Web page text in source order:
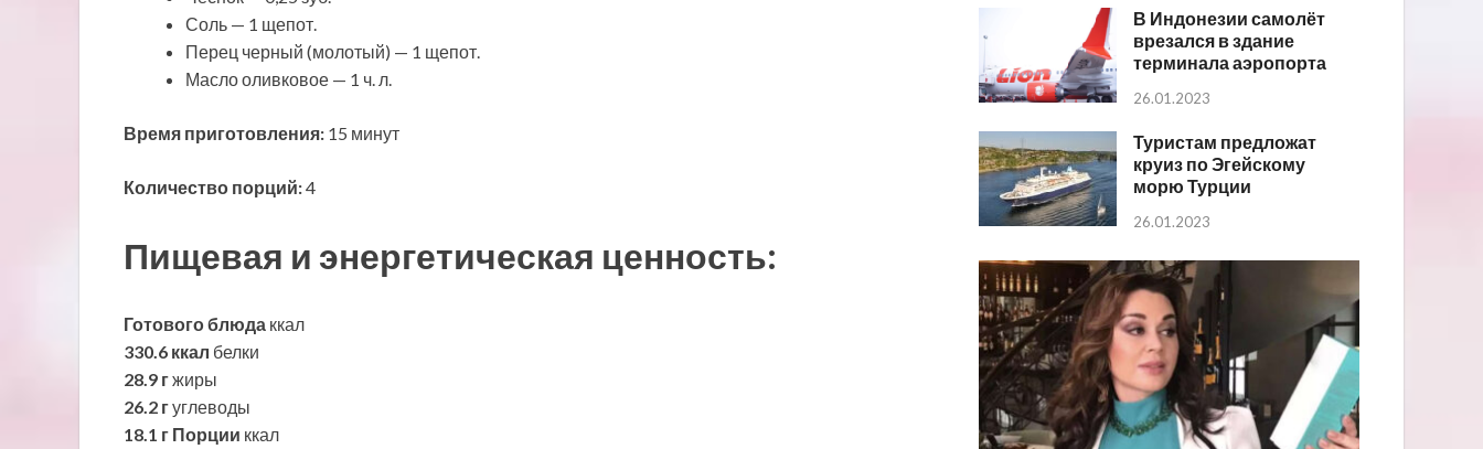
Соль — 1 щепот.
Перец черный (молотый) — 1 щепот.
Масло оливковое — 1 ч. л.
Время приготовления: 15 минут
Количество порций:4
Пищевая и энергетическая ценность:
Готового блюда ккал
330.6 ккал белки
28.9 гжиры
26.2 гуглеводы
18.1 г Порции ккал
В Индонезии самолёт
врезался в здание
терминала аэропорта
26.01.2023
Туристам предложат
круиз по Эгейскому
морю Турции
26.01.2023